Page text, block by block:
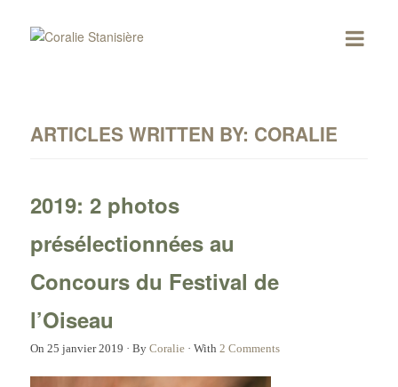
ARTICLES WRITTEN BY: CORALIE
2019: 2 photos
présélectionnées au
Concours du Festival de
l’Oiseau
On 25 janvier 2019 · By Coralie· With 2 Comments